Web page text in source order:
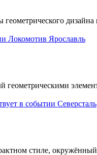
Локомотив Ярославль
Северсталь